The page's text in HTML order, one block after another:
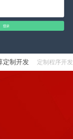
定制开发 定制程序开发